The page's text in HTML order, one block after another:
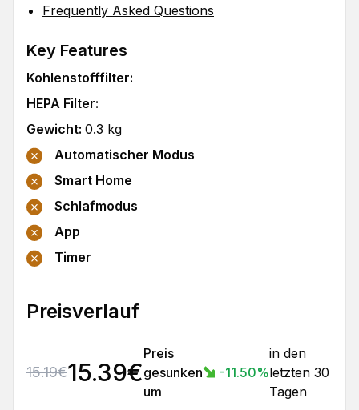
Frequently Asked Questions
Key Features
Kohlenstofffilter:
HEPA Filter:
Gewicht: 0.3 kg
Automatischer Modus
Smart Home
Schlafmodus
App
Timer
Preisverlauf
15.19€15.39€
Preis
gesunken
um
-11.50%
in den
letzten 30
Tagen